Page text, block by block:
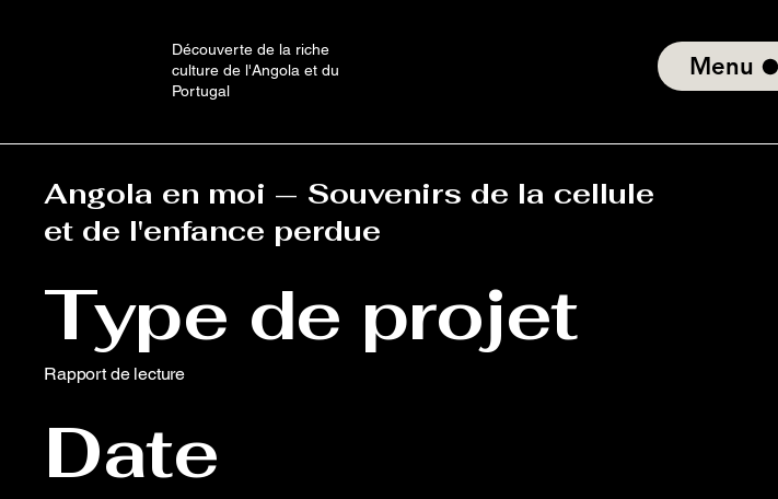
Découverte de la riche
culture de l'Angola et du
Portugal
Menu
Angola en moi — Souvenirs de la cellule
et de l'enfance perdue
Type de projet
Rapport de lecture
Date